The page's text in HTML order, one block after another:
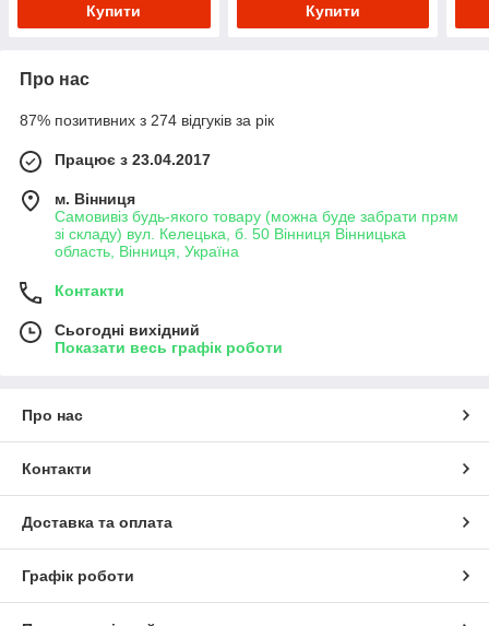
Купити Купити
Про нас
87% позитивних з 274 відгуків за рік
Працює з 23.04.2017
м. Вінниця
Самовивіз будь-якого товару (можна буде забрати прям
зі складу) вул. Келецька, б. 50 Вінниця Вінницька
область, Вінниця, Україна
Контакти
Сьогодні вихідний
Показати весь графік роботи
Про нас
Контакти
Доставка та оплата
Графік роботи